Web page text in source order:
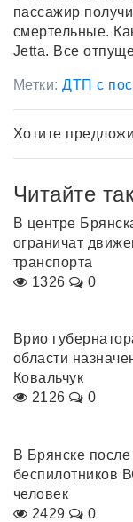
пассажир
смертельные.
Jetta. Все
Метки:ДТП с
Хотите
Читайте
В центре
ограничат
транспорта
1326
0
Врио
области
Ковальчук
2126
0
В Брянске после
беспилотников
человек
2429
0